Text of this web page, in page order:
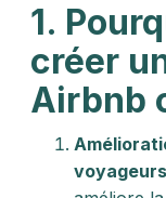
1.
créer
Airbnb